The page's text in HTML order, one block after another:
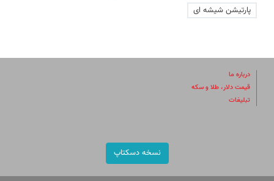
پارتیشن شیشه ای
درباره ما
قیمت دلار، طلا و سکه
تبلیغات
نسخه دسکتاپ